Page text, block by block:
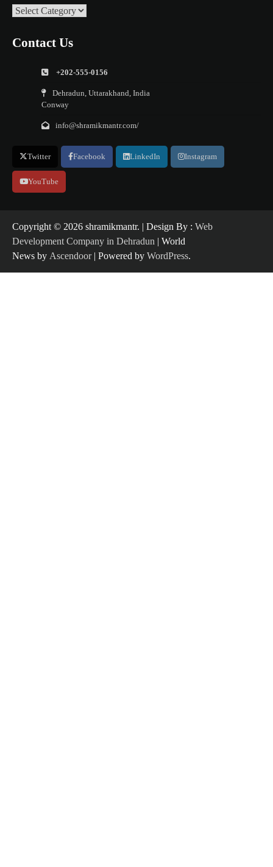
Categories
Contact Us
+202-555-0156
Dehradun, Uttarakhand, India
Conway
info@shramikmantr.com/
Twitter Facebook LinkedIn Instagram
YouTube
Copyright ©️ 2026 shramikmantr. | Design By : Web
Development Company in Dehradun | World
News by Ascendoor| Powered by WordPress.